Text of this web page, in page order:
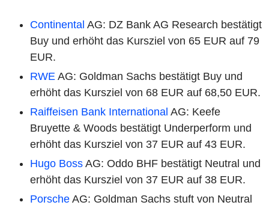
Continental AG: DZ Bank AG Research bestätigt
Buy und erhöht das Kursziel von 65 EUR auf 79
EUR.
RWE AG: Goldman Sachs bestätigt Buy und
erhöht das Kursziel von 68 EUR auf 68,50 EUR.
Raiffeisen Bank International AG: Keefe
Bruyette & Woods bestätigt Underperform und
erhöht das Kursziel von 37 EUR auf 43 EUR.
Hugo Boss AG: Oddo BHF bestätigt Neutral und
erhöht das Kursziel von 37 EUR auf 38 EUR.
Porsche AG: Goldman Sachs stuft von Neutral